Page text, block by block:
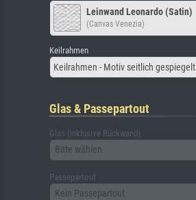
Leinwand Leonardo (Satin)
(Canvas Venezia)
Keilrahmen
Keilrahmen - Motiv seitlich gespiegelt
Glas & Passepartout
Glas (inklusive Rückwand)
Bitte wählen
Passepartout
Kein Passepartout